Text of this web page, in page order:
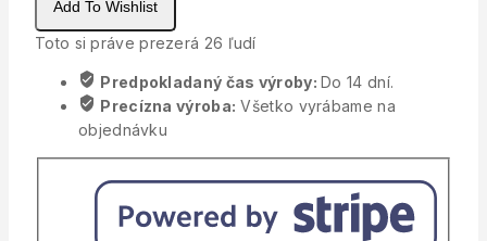
edícia
Add To Wishlist
Toto si práve prezerá 26 ľudí
Predpokladaný čas výroby:Do 14 dní.
Precízna výroba: Všetko vyrábame na
objednávku